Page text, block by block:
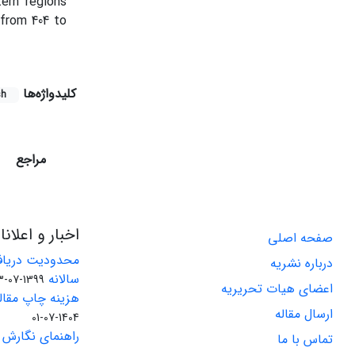
404 to
کلیدواژه‌ها
مراجع
صفحه اصلی
درباره نشریه
اعضای هیات تحریریه
ارسال مقاله
تماس با ما
اخبار و
محدودیت
سالانه 1399-07-23
هزینه چاپ
1404-07-01
راهنمای